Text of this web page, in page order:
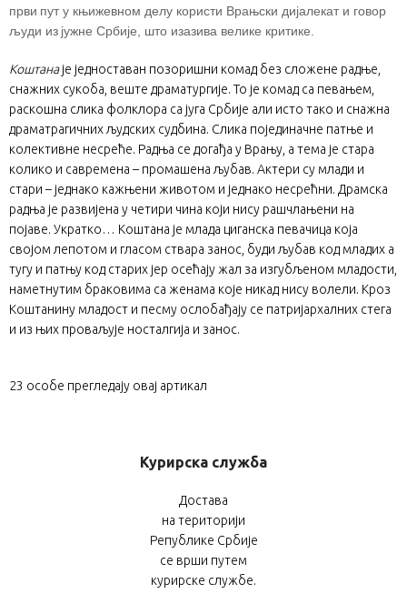
први пут у књижевном делу користи Врањски дијалекат и говор
људи из јужне Србије, што изазива велике критике.
Коштанаје једноставан позоришни комад без сложене радње,
снажних сукоба, веште драматургије. То је комад са певањем,
раскошна слика фолклора са југа Србије али исто тако и снажна
драматрагичних људских судбина. Слика појединачне патње и
колективне несреће. Радња се догађа у Врању, а тема је стара
колико и савремена – промашена љубав. Актери су млади и
стари – једнако кажњени животом и једнако несрећни. Драмска
радња је развијена у четири чина који нису рашчлањени на
појаве. Укратко… Коштана је млада циганска певачица која
својом лепотом и гласом ствара занос, буди љубав код младих а
тугу и патњу код старих јер осећају жал за изгубљеном младости,
наметнутим браковима са женама које никад нису волели. Кроз
Коштанину младост и песму ослобађају се патријархалних стега
и из њих проваљује носталгија и занос.
23 особе прегледају овај артикал
Курирска служба
Достава
на територији
Републике Србије
се врши путем
курирске службе.